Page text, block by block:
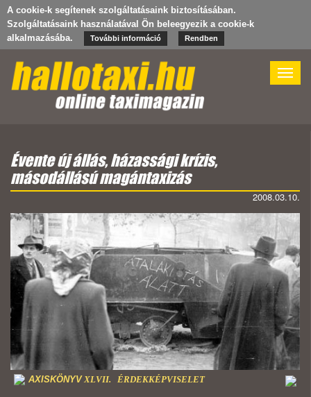
A cookie-k segítenek szolgáltatásaink biztosításában.
Szolgáltatásaink használatával Ön beleegyezik a cookie-k
alkalmazásába.
További információ Rendben
Toggle
Évente új állás, házassági krízis,
másodállású magántaxizás
2008.03.10.
AXISKÖNYVXLVII. ÉRDEKKÉPVISELET